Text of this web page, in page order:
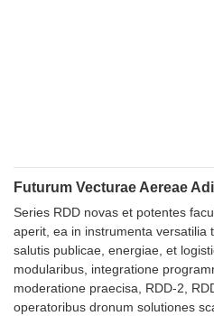
Futurum Vecturae Aereae
Series RDD novas et potentes
aperit, ea in instrumenta versatilia
salutis publicae, energiae, et
modularibus, integratione
moderatione praecisa, RDD-2,
operatoribus dronum solutiones